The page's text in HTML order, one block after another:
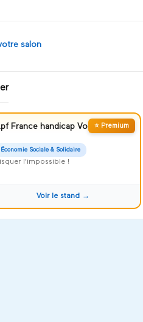
salon
⭐ Premium
France handicap Vosges
Économie Sociale & Solidaire
l'impossible !
Voir le stand →